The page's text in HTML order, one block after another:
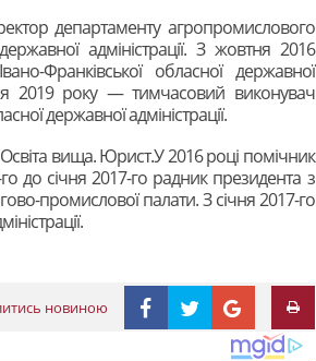
департаменту агропромислового
адміністрації. З жовтня 2016
Франківської обласної державної
2019 року — тимчасовий виконувач
державної адміністрації.
Освіта вища. Юрист.У 2016 році помічник
до січня 2017-го радник президента з
промислової палати. З січня 2017-го
новиною